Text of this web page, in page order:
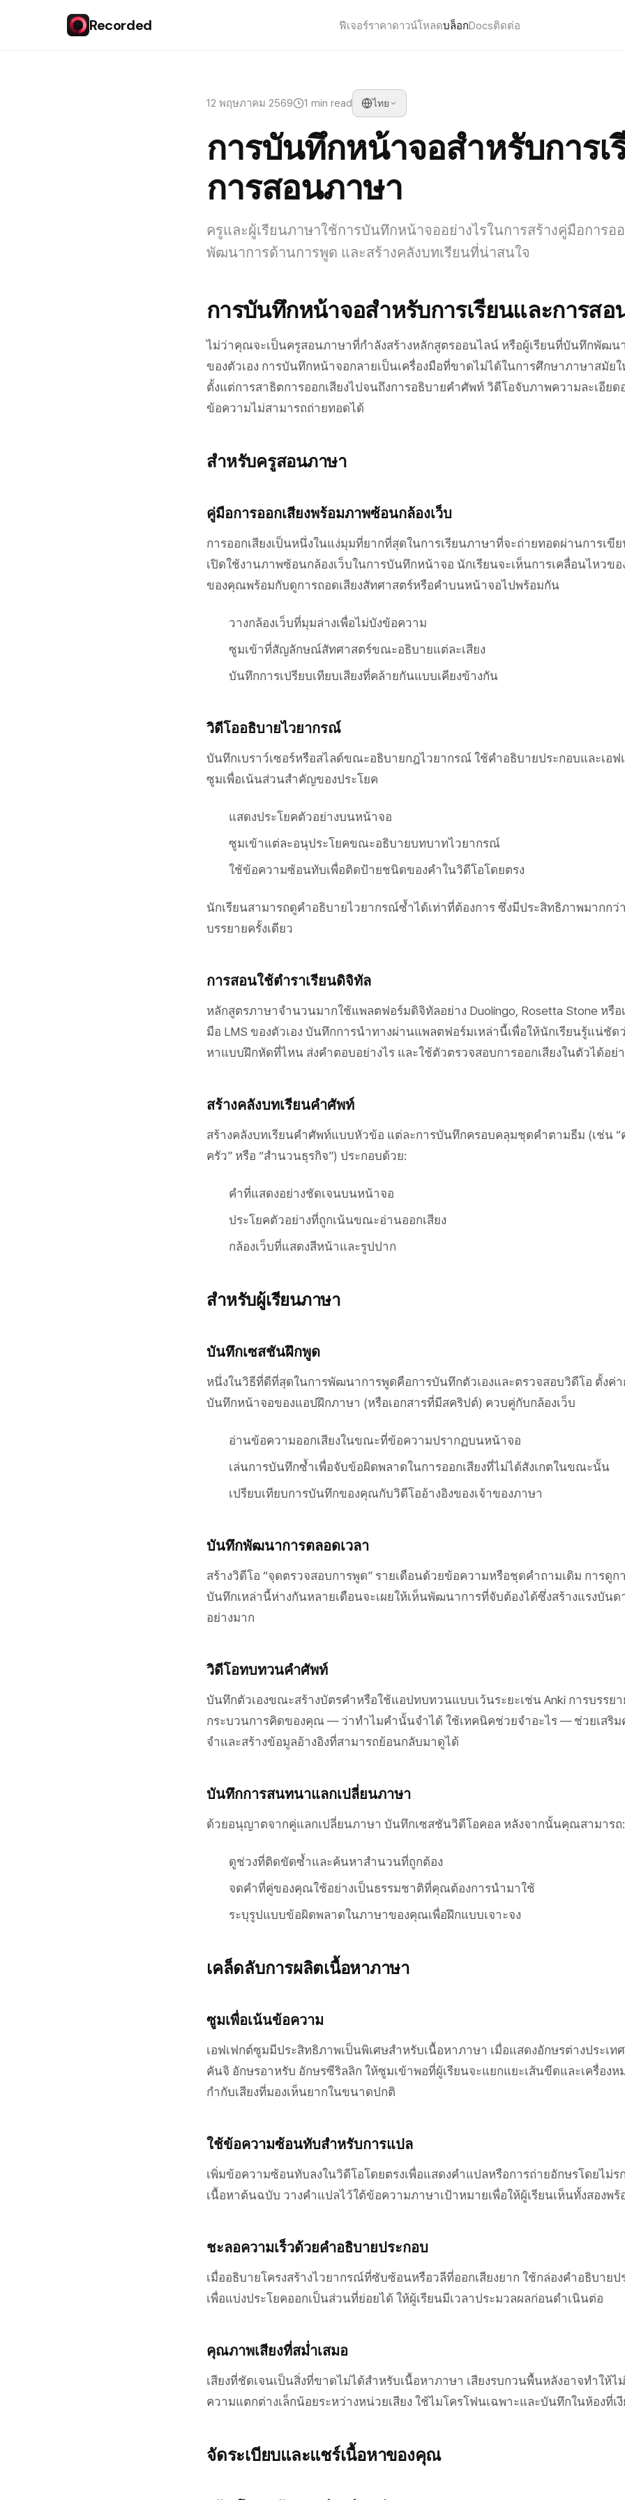
Recorded ฟีเจอร์ราคาดาวน์โหลดบล็อกDocsติดต่อ
12 พฤษภาคม 2569 1 min read ไทย
การบันทึกหน้าจอสำหรับการเ
การสอนภาษา
ครูและผู้เรียนภาษาใช้การบันทึกหน้าจออย่างไรในการสร้างคู่มือการอ
พัฒนาการด้านการพูด และสร้างคลังบทเรียนที่น่าสนใจ
การบันทึกหน้าจอสำหรับการเรียนและการสอ
ไม่ว่าคุณจะเป็นครูสอนภาษาที่กำลังสร้างหลักสูตรออนไลน์ หรือผู้เรียนที่บันทึกพัฒน
ของตัวเอง การบันทึกหน้าจอกลายเป็นเครื่องมือที่ขาดไม่ได้ในการศึกษาภาษาสมัย
ตั้งแต่การสาธิตการออกเสียงไปจนถึงการอธิบายคำศัพท์ วิดีโอจับภาพความละเอียด
ข้อความไม่สามารถถ่ายทอดได้
สำหรับครูสอนภาษา
คู่มือการออกเสียงพร้อมภาพซ้อนกล้องเว็บ
การออกเสียงเป็นหนึ่งในแง่มุมที่ยากที่สุดในการเรียนภาษาที่จะถ่ายทอดผ่านการเขีย
เปิดใช้งานภาพซ้อนกล้องเว็บในการบันทึกหน้าจอ นักเรียนจะเห็นการเคลื่อนไหวขอ
ของคุณพร้อมกับดูการถอดเสียงสัทศาสตร์หรือคำบนหน้าจอไปพร้อมกัน
วางกล้องเว็บที่มุมล่างเพื่อไม่บังข้อความ
ซูมเข้าที่สัญลักษณ์สัทศาสตร์ขณะอธิบายแต่ละเสียง
บันทึกการเปรียบเทียบเสียงที่คล้ายกันแบบเคียงข้างกัน
วิดีโออธิบายไวยากรณ์
บันทึกเบราว์เซอร์หรือสไลด์ขณะอธิบายกฎไวยากรณ์ ใช้คำอธิบายประกอบและเอฟ
ซูมเพื่อเน้นส่วนสำคัญของประโยค
แสดงประโยคตัวอย่างบนหน้าจอ
ซูมเข้าแต่ละอนุประโยคขณะอธิบายบทบาทไวยากรณ์
ใช้ข้อความซ้อนทับเพื่อติดป้ายชนิดของคำในวิดีโอโดยตรง
นักเรียนสามารถดูคำอธิบายไวยากรณ์ซ้ำได้เท่าที่ต้องการ ซึ่งมีประสิทธิภาพมากกว่
บรรยายครั้งเดียว
การสอนใช้ตำราเรียนดิจิทัล
หลักสูตรภาษาจำนวนมากใช้แพลตฟอร์มดิจิทัลอย่าง Duolingo, Rosetta Stone หรือ
มือ LMS ของตัวเอง บันทึกการนำทางผ่านแพลตฟอร์มเหล่านี้เพื่อให้นักเรียนรู้แน่ชัด
หาแบบฝึกหัดที่ไหน ส่งคำตอบอย่างไร และใช้ตัวตรวจสอบการออกเสียงในตัวได้อย่า
สร้างคลังบทเรียนคำศัพท์
สร้างคลังบทเรียนคำศัพท์แบบหัวข้อ แต่ละการบันทึกครอบคลุมชุดคำตามธีม (เช่น
ครัว” หรือ “สำนวนธุรกิจ”) ประกอบด้วย:
คำที่แสดงอย่างชัดเจนบนหน้าจอ
ประโยคตัวอย่างที่ถูกเน้นขณะอ่านออกเสียง
กล้องเว็บที่แสดงสีหน้าและรูปปาก
สำหรับผู้เรียนภาษา
บันทึกเซสชันฝึกพูด
หนึ่งในวิธีที่ดีที่สุดในการพัฒนาการพูดคือการบันทึกตัวเองและตรวจสอบวิดีโอ ตั้งค่า
บันทึกหน้าจอของแอปฝึกภาษา (หรือเอกสารที่มีสคริปต์) ควบคู่กับกล้องเว็บ
อ่านข้อความออกเสียงในขณะที่ข้อความปรากฏบนหน้าจอ
เล่นการบันทึกซ้ำเพื่อจับข้อผิดพลาดในการออกเสียงที่ไม่ได้สังเกตในขณะนั้น
เปรียบเทียบการบันทึกของคุณกับวิดีโออ้างอิงของเจ้าของภาษา
บันทึกพัฒนาการตลอดเวลา
สร้างวิดีโอ “จุดตรวจสอบการพูด” รายเดือนด้วยข้อความหรือชุดคำถามเดิม การดูก
บันทึกเหล่านี้ห่างกันหลายเดือนจะเผยให้เห็นพัฒนาการที่จับต้องได้ซึ่งสร้างแรงบันด
อย่างมาก
วิดีโอทบทวนคำศัพท์
บันทึกตัวเองขณะสร้างบัตรคำหรือใช้แอปทบทวนแบบเว้นระยะเช่น Anki การบรรย
กระบวนการคิดของคุณ — ว่าทำไมคำนั้นจำได้ ใช้เทคนิคช่วยจำอะไร — ช่วยเสริม
จำและสร้างข้อมูลอ้างอิงที่สามารถย้อนกลับมาดูได้
บันทึกการสนทนาแลกเปลี่ยนภาษา
ด้วยอนุญาตจากคู่แลกเปลี่ยนภาษา บันทึกเซสชันวิดีโอคอล หลังจากนั้นคุณสามารถ:
ดูช่วงที่ติดขัดซ้ำและค้นหาสำนวนที่ถูกต้อง
จดคำที่คู่ของคุณใช้อย่างเป็นธรรมชาติที่คุณต้องการนำมาใช้
ระบุรูปแบบข้อผิดพลาดในภาษาของคุณเพื่อฝึกแบบเจาะจง
เคล็ดลับการผลิตเนื้อหาภาษา
ซูมเพื่อเน้นข้อความ
เอฟเฟกต์ซูมมีประสิทธิภาพเป็นพิเศษสำหรับเนื้อหาภาษา เมื่อแสดงอักษรต่างประเท
คันจิ อักษรอาหรับ อักษรซีริลลิก ให้ซูมเข้าพอที่ผู้เรียนจะแยกแยะเส้นขีดและเครื่องห
กำกับเสียงที่มองเห็นยากในขนาดปกติ
ใช้ข้อความซ้อนทับสำหรับการแปล
เพิ่มข้อความซ้อนทับลงในวิดีโอโดยตรงเพื่อแสดงคำแปลหรือการถ่ายอักษรโดยไม่ร
เนื้อหาต้นฉบับ วางคำแปลไว้ใต้ข้อความภาษาเป้าหมายเพื่อให้ผู้เรียนเห็นทั้งสองพร้
ชะลอความเร็วด้วยคำอธิบายประกอบ
เมื่ออธิบายโครงสร้างไวยากรณ์ที่ซับซ้อนหรือวลีที่ออกเสียงยาก ใช้กล่องคำอธิบายป
เพื่อแบ่งประโยคออกเป็นส่วนที่ย่อยได้ ให้ผู้เรียนมีเวลาประมวลผลก่อนดำเนินต่อ
คุณภาพเสียงที่สม่ำเสมอ
เสียงที่ชัดเจนเป็นสิ่งที่ขาดไม่ได้สำหรับเนื้อหาภาษา เสียงรบกวนพื้นหลังอาจทำให้ไ
ความแตกต่างเล็กน้อยระหว่างหน่วยเสียง ใช้ไมโครโฟนเฉพาะและบันทึกในห้องที่เ
จัดระเบียบและแชร์เนื้อหาของคุณ